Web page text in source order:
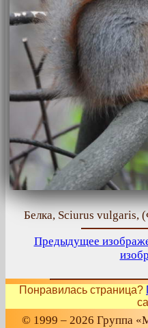
Белка, Sciurus vulgaris,
Предыдущее
Понравилась страница?
© 1999 – 2026 Группа